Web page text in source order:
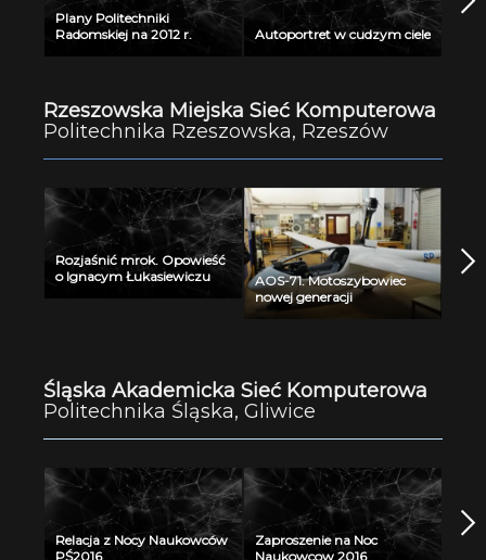
Plany Politechniki
Radomskiej na 2012 r.
Autoportret w cudzym ciele
Rzeszowska Miejska Sieć Komputerowa
Politechnika Rzeszowska, Rzeszów
Rozjaśnić mrok. Opowieść
o Ignacym Łukasiewiczu
AOS-71. Motoszybowiec
nowej generacji
Śląska Akademicka Sieć Komputerowa
Politechnika Śląska, Gliwice
Relacja z Nocy Naukowców
PŚ2016
Zaproszenie na Noc
Naukowcow 2016